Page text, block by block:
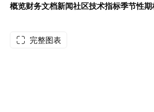
概览财务文档新闻社区技术指标季节性期
完整图表